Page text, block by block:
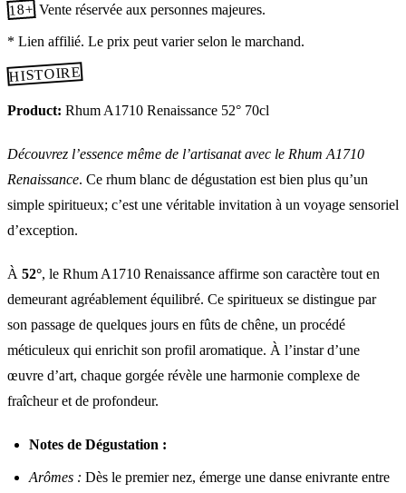
18+ Vente réservée aux personnes majeures.
* Lien affilié. Le prix peut varier selon le marchand.
HISTOIRE
Product: Rhum A1710 Renaissance 52° 70cl
Découvrez l’essence même de l’artisanat avec le Rhum A1710
Renaissance. Ce rhum blanc de dégustation est bien plus qu’un
simple spiritueux; c’est une véritable invitation à un voyage sensoriel
d’exception.
À 52°, le Rhum A1710 Renaissance affirme son caractère tout en
demeurant agréablement équilibré. Ce spiritueux se distingue par
son passage de quelques jours en fûts de chêne, un procédé
méticuleux qui enrichit son profil aromatique. À l’instar d’une
œuvre d’art, chaque gorgée révèle une harmonie complexe de
fraîcheur et de profondeur.
Notes de Dégustation :
Arômes : Dès le premier nez, émerge une danse enivrante entre